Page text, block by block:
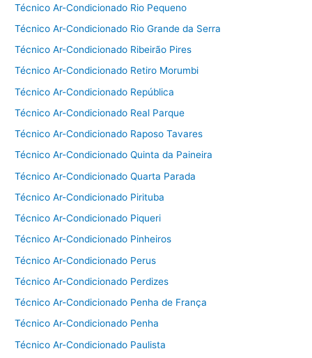
Técnico Ar-Condicionado Rio Pequeno
Técnico Ar-Condicionado Rio Grande da Serra
Técnico Ar-Condicionado Ribeirão Pires
Técnico Ar-Condicionado Retiro Morumbi
Técnico Ar-Condicionado República
Técnico Ar-Condicionado Real Parque
Técnico Ar-Condicionado Raposo Tavares
Técnico Ar-Condicionado Quinta da Paineira
Técnico Ar-Condicionado Quarta Parada
Técnico Ar-Condicionado Pirituba
Técnico Ar-Condicionado Piqueri
Técnico Ar-Condicionado Pinheiros
Técnico Ar-Condicionado Perus
Técnico Ar-Condicionado Perdizes
Técnico Ar-Condicionado Penha de França
Técnico Ar-Condicionado Penha
Técnico Ar-Condicionado Paulista